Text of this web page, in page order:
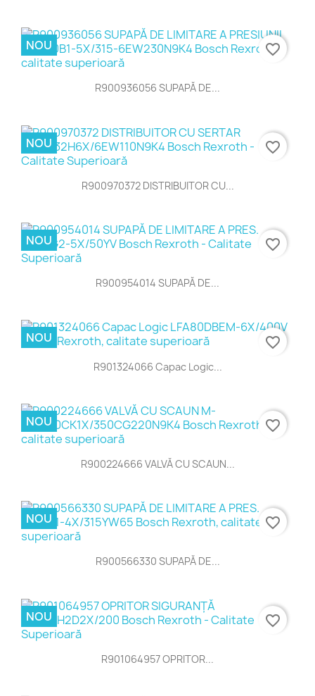
R900936056 SUPAPĂ DE...
NOU favorite_border
R900970372 DISTRIBUITOR CU...
NOU favorite_border
R900954014 SUPAPĂ DE...
NOU favorite_border
R901324066 Capac Logic...
NOU favorite_border
R900224666 VALVĂ CU SCAUN...
NOU favorite_border
R900566330 SUPAPĂ DE...
NOU favorite_border
R901064957 OPRITOR...
NOU favorite_border